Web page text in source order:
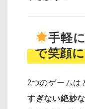
手軽
で笑顔
2つのゲームは
すぎない絶妙